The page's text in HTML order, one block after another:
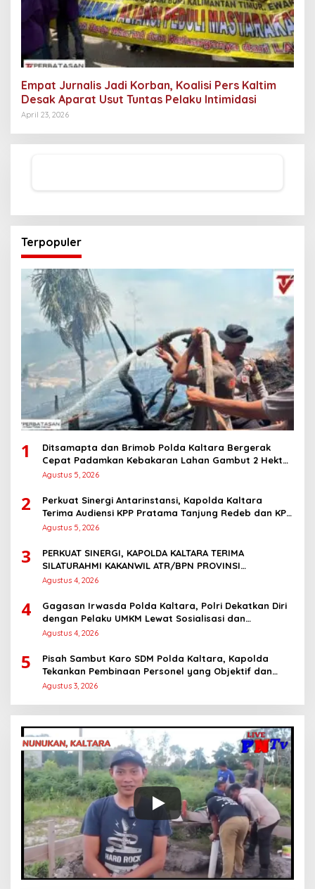
Empat Jurnalis Jadi Korban, Koalisi Pers Kaltim
Desak Aparat Usut Tuntas Pelaku Intimidasi
April 23, 2026
Terpopuler
1
Ditsamapta dan Brimob Polda Kaltara Bergerak
Cepat Padamkan Kebakaran Lahan Gambut 2 Hektar
di Bulungan
Agustus 5, 2026
2
Perkuat Sinergi Antarinstansi, Kapolda Kaltara
Terima Audiensi KPP Pratama Tanjung Redeb dan KPP
Pratama Tarakan
Agustus 5, 2026
3
PERKUAT SINERGI, KAPOLDA KALTARA TERIMA
SILATURAHMI KAKANWIL ATR/BPN PROVINSI
KALIMANTAN UTARA
Agustus 4, 2026
4
Gagasan Irwasda Polda Kaltara, Polri Dekatkan Diri
dengan Pelaku UMKM Lewat Sosialisasi dan
Workshop Digital Marketing
Agustus 4, 2026
5
Pisah Sambut Karo SDM Polda Kaltara, Kapolda
Tekankan Pembinaan Personel yang Objektif dan
Berkeadilan
Agustus 3, 2026